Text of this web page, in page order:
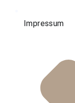
Impressum